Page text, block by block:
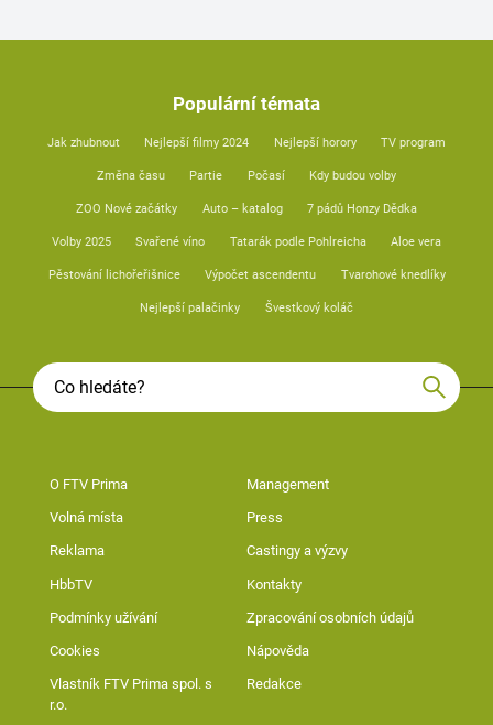
Populární témata
Jak zhubnout Nejlepší filmy 2024 Nejlepší horory TV program
Změna času Partie Počasí Kdy budou volby
ZOO Nové začátky Auto – katalog 7 pádů Honzy Dědka
Volby 2025 Svařené víno Tatarák podle Pohlreicha Aloe vera
Pěstování lichořeřišnice Výpočet ascendentu Tvarohové knedlíky
Nejlepší palačinky Švestkový koláč
O FTV Prima Management
Volná místa Press
Reklama Castingy a výzvy
HbbTV Kontakty
Podmínky užívání Zpracování osobních údajů
Cookies Nápověda
Vlastník FTV Prima spol. s
r.o.
Redakce